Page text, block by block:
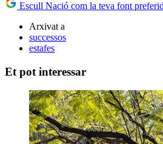
Escull Nació com la teva font
Arxivat a
successos
estafes
Et pot interessar